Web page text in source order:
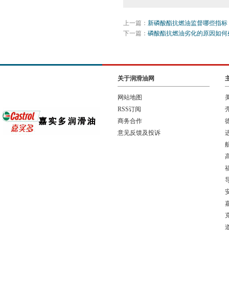
上一篇： 新磷酸酯抗燃油监督哪些指标
下一篇： 磷酸酯抗燃油劣化的原因如何
关于润滑油网
网站地图
RSS订阅
商务合作
意见反馈及投诉